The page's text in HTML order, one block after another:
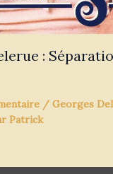
:
/ Georges
Patrick